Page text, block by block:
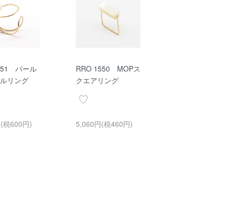
パール
リング
税600円)
RRO 1550 MOPス
クエアリング
5,060円(税460円)